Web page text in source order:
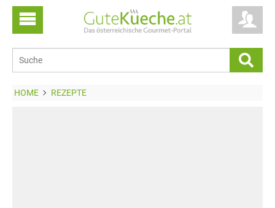
HOME REZEPTE